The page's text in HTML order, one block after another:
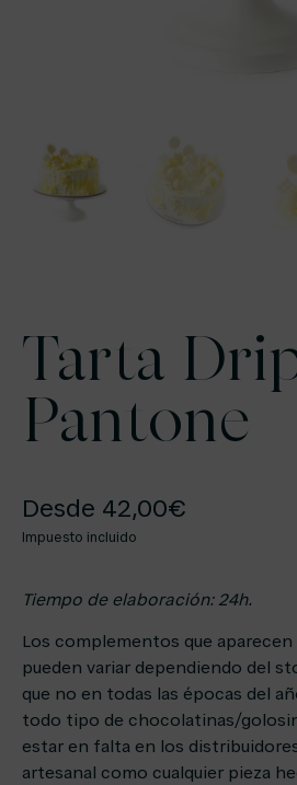
Tarta
Pantone
Desde 42,00€
Impuesto incluido
Tiempo de elaboración: 24h.
Los complementos que
pueden variar dependiendo del
que no en todas las épocas del
todo tipo de chocolatinas/
estar en falta en los
artesanal como cualquier pieza